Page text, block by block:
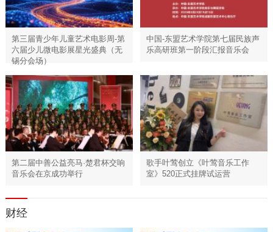
第三届青少年儿童艺术电影周-第
六届少儿微电影展星光盛典（无
锡分会场）
中国-东盟艺术学院第七届民族声
乐高研班第一阶段汇报音乐会
第二届中善公益亮马·楚君杯交响
音乐会在京成功举行
歌手叶莺创立《叶莺音乐工作
室》520正式挂牌试运营
财经